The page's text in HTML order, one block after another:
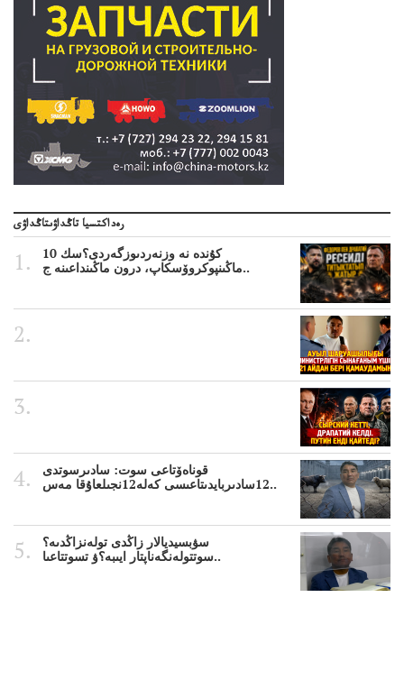
رەداكتسيا تاڭداۋىتاڭداۋى
10 كۇندە نە وزنەردىوزگەردى؟سك
ماڭىنپوكروۆسكاپ، درون ماڭىنداعىنە ج..
قوناەۆتاعى سوت: سادىرسوتدى
12سادىربايدىتاعىسى كەلە12نجىلعاۇقا مەس..
سۋبسيديالار زاڭدى تولەنزاڭدىە؟
سوتتولەنگەناپتار ايىبە؟ۋ تسوتتاعىا..